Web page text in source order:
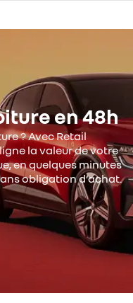
en 48h
? Avec Retail
la valeur de votre
en quelques minutes
obligation d’achat.